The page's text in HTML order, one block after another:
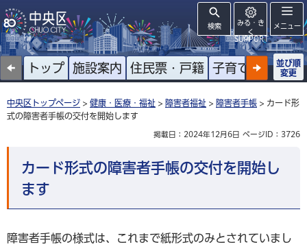
検索
みる・き
く
SUPPORT
メニュー
トップ 施設案内 住民票・戸籍 子育て 高齢者
並び順
変更
中央区トップページ > 健康・医療・福祉 > 障害者福祉 > 障害者手帳 > カード形
式の障害者手帳の交付を開始します
掲載日：2024年12月6日 ページID：3726
カード形式の障害者手帳の交付を開始し
ます
障害者手帳の様式は、これまで紙形式のみとされていまし